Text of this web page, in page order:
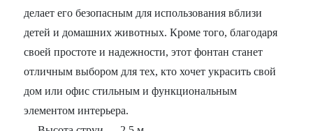
делает его безопасным для использования вблизи
детей и домашних животных. Кроме того, благодаря
своей простоте и надежности, этот фонтан станет
отличным выбором для тех, кто хочет украсить свой
дом или офис стильным и функциональным
элементом интерьера.